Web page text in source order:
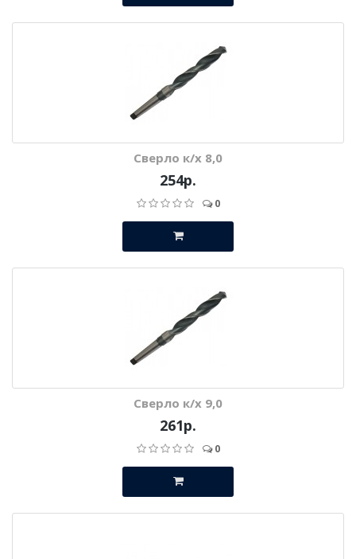
Сверло к/х 8,0
254р.
0
Сверло к/х 9,0
261р.
0